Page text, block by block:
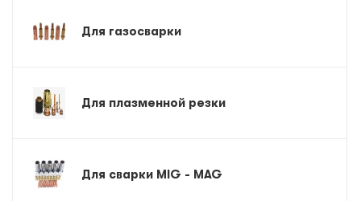
Для газосварки
Для плазменной резки
Для сварки MIG - MAG